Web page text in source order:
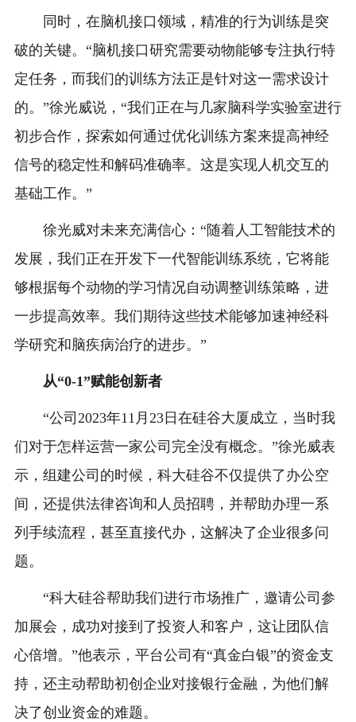
同时，在脑机接口领域，精准的行为训练是突
破的关键。“脑机接口研究需要动物能够专注执行特
定任务，而我们的训练方法正是针对这一需求设计
的。”徐光威说，“我们正在与几家脑科学实验室进行
初步合作，探索如何通过优化训练方案来提高神经
信号的稳定性和解码准确率。这是实现人机交互的
基础工作。”
徐光威对未来充满信心：“随着人工智能技术的
发展，我们正在开发下一代智能训练系统，它将能
够根据每个动物的学习情况自动调整训练策略，进
一步提高效率。我们期待这些技术能够加速神经科
学研究和脑疾病治疗的进步。”
从“0-1”赋能创新者
“公司2023年11月23日在硅谷大厦成立，当时我
们对于怎样运营一家公司完全没有概念。”徐光威表
示，组建公司的时候，科大硅谷不仅提供了办公空
间，还提供法律咨询和人员招聘，并帮助办理一系
列手续流程，甚至直接代办，这解决了企业很多问
题。
“科大硅谷帮助我们进行市场推广，邀请公司参
加展会，成功对接到了投资人和客户，这让团队信
心倍增。”他表示，平台公司有“真金白银”的资金支
持，还主动帮助初创企业对接银行金融，为他们解
决了创业资金的难题。